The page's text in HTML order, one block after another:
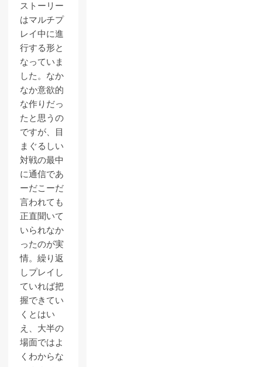
ストーリー
はマルチプ
レイ中に進
行する形と
なっていま
した。なか
なか意欲的
な作りだっ
たと思うの
ですが、目
まぐるしい
対戦の最中
に通信であ
ーだこーだ
言われても
正直聞いて
いられなか
ったのが実
情。繰り返
しプレイし
ていれば把
握できてい
くとはい
え、大半の
場面ではよ
くわからな